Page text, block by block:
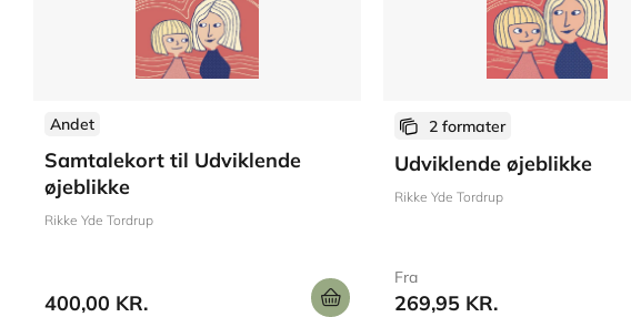
Andet
Samtalekort til Udviklende
øjeblikke
Rikke Yde Tordrup
400,00 KR.
2 formater
Udviklende øjeblikke
Rikke Yde Tordrup
Fra
269,95 KR.